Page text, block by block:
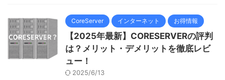
CoreServer インターネット お得情報
【2025年最新】CORESERVERの評判
は？メリット・デメリットを徹底レビ
ュー！
2025/6/13